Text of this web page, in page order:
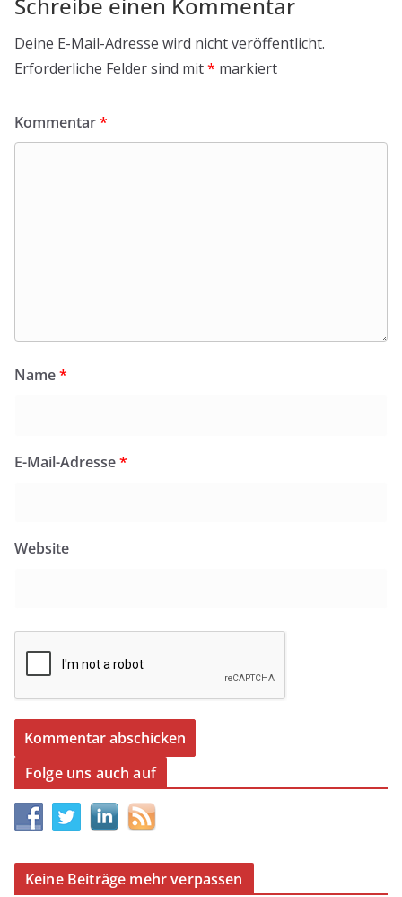
Deine E-Mail-Adresse wird nicht veröffentlicht.
Erforderliche Felder sind mit* markiert
Kommentar*
Name*
E-Mail-Adresse*
Website
Folge uns auch auf
Keine Beiträge mehr verpassen